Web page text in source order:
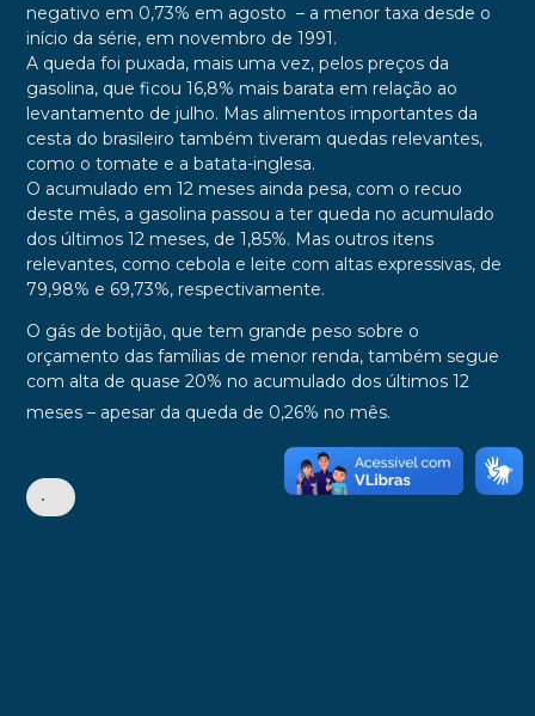
negativo em 0,73% em agosto – a menor taxa desde o
início da série, em novembro de 1991.
A queda foi puxada, mais uma vez, pelos preços da
gasolina, que ficou 16,8% mais barata em relação ao
levantamento de julho. Mas alimentos importantes da
cesta do brasileiro também tiveram quedas relevantes,
como o tomate e a batata-inglesa.
O acumulado em 12 meses ainda pesa, com o recuo
deste mês, a gasolina passou a ter queda no acumulado
dos últimos 12 meses, de 1,85%. Mas outros itens
relevantes, como cebola e leite com altas expressivas, de
79,98% e 69,73%, respectivamente.
O gás de botijão, que tem grande peso sobre o
orçamento das famílias de menor renda, também segue
com alta de quase 20% no acumulado dos últimos 12
meses– apesar da queda de 0,26% no mês.
•